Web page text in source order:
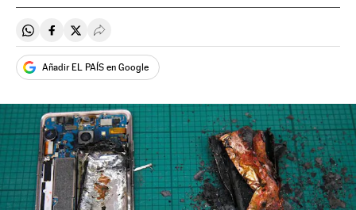
Compartir en Whatsapp
Compartir en Facebook
Compartir en Twitter
Desplegar Redes Sociales
Añadir EL PAÍS en Google